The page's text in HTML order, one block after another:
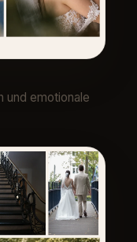
und emotionale